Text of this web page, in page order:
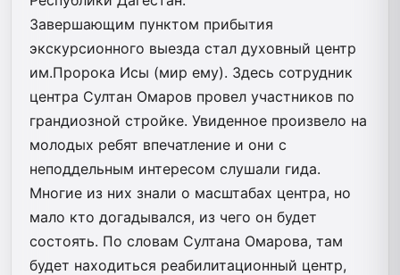
Завершающим пунктом прибытия
экскурсионного выезда стал духовный центр
им.Пророка Исы (мир ему). Здесь сотрудник
центра Султан Омаров провел участников по
грандиозной стройке. Увиденное произвело на
молодых ребят впечатление и они с
неподдельным интересом слушали гида.
Многие из них знали о масштабах центра, но
мало кто догадывался, из чего он будет
состоять. По словам Султана Омарова, там
будет находиться реабилитационный центр,